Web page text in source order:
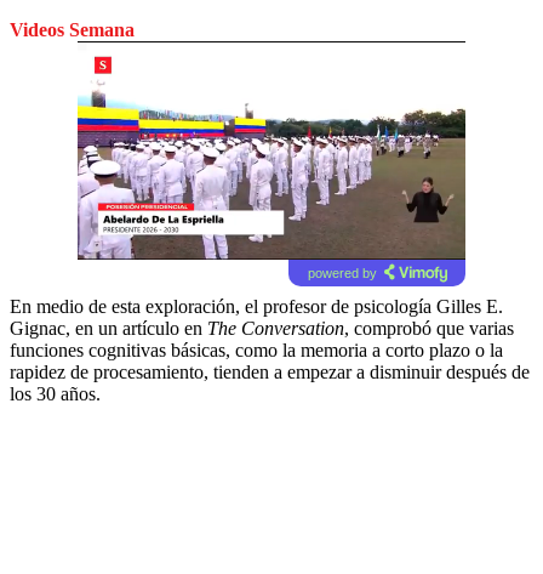
Videos Semana
powered by
En medio de esta exploración, el profesor de psicología Gilles E.
Gignac, en un artículo en The Conversation, comprobó que varias
funciones cognitivas básicas, como la memoria a corto plazo o la
rapidez de procesamiento, tienden a empezar a disminuir después de
los 30 años.